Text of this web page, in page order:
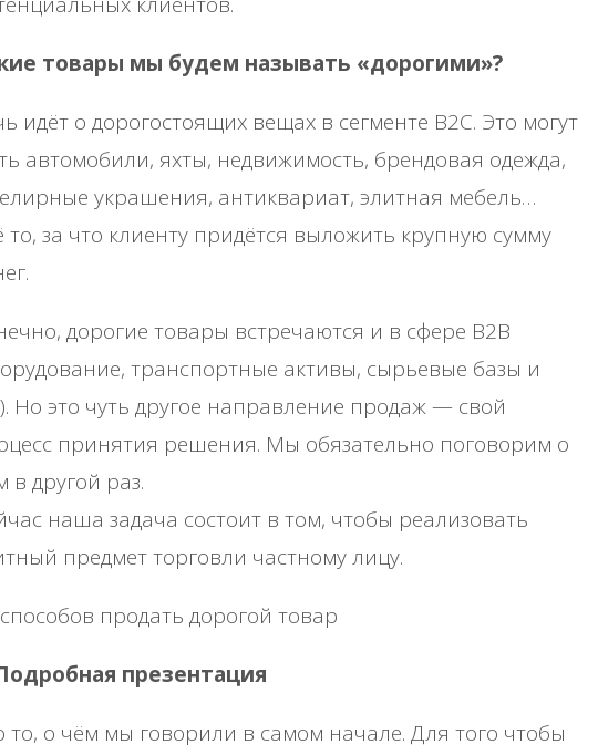
товары мы будем называть «дорогими»?
идёт о дорогостоящих вещах в сегменте B2C. Это могут
автомобили, яхты, недвижимость, брендовая одежда,
украшения, антиквариат, элитная мебель…
то, за что клиенту придётся выложить крупную сумму
дорогие товары встречаются и в сфере B2B
транспортные активы, сырьевые базы и
Но это чуть другое направление продаж — свой
принятия решения. Мы обязательно поговорим о
в другой раз.
наша задача состоит в том, чтобы реализовать
предмет торговли частному лицу.
продать дорогой товар
презентация
то, о чём мы говорили в самом начале. Для того чтобы